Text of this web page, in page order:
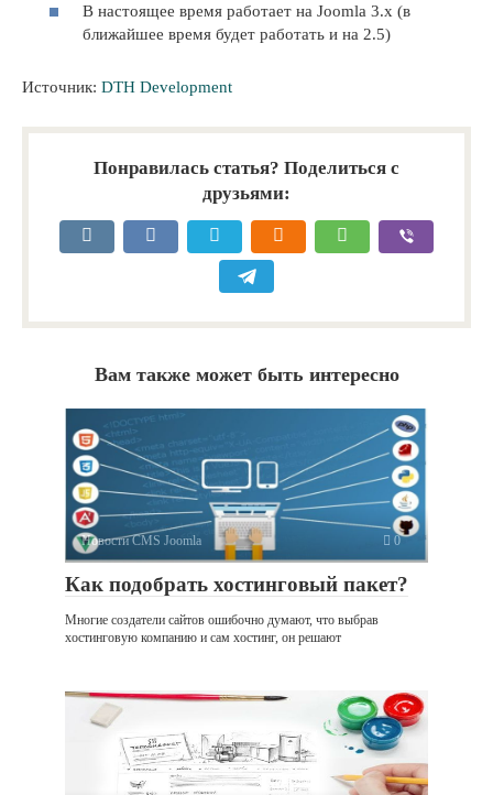
В настоящее время работает на Joomla 3.x (в
ближайшее время будет работать и на 2.5)
Источник: DTH Development
Понравилась статья? Поделиться с
друзьями:
Вам также может быть интересно
Новости CMS Joomla 0
Как подобрать хостинговый пакет?
Многие создатели сайтов ошибочно думают, что выбрав
хостинговую компанию и сам хостинг, он решают